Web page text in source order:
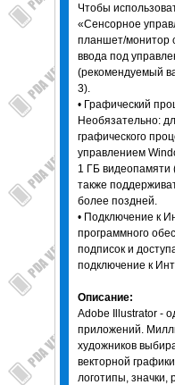
Чтобы
«Сенсорное
планшет/монитор
ввода под
(рекомендуемый
3).
• Графический
Необязательно:
графического
управлением
1 ГБ видеопамяти
также
более поздней.
• Подключение к
программного
подписок и
подключение к
Описание:
Adobe Illustrator -
приложений.
художников
векторной
логотипы, значки,